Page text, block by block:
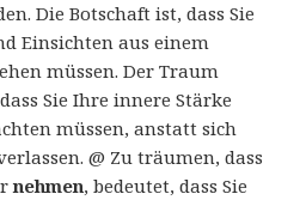
Die Botschaft ist, dass Sie
Einsichten aus einem
müssen. Der Traum
Sie Ihre innere Stärke
müssen, anstatt sich
@ Zu träumen, dass
nehmen, bedeutet, dass Sie